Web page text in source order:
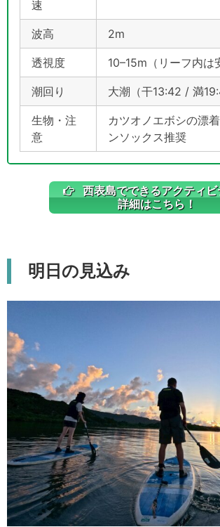
速
波高 2m
透視度 10–15m（リーフ内は
潮回り 大潮（干13:42 / 満
生物・注
意
カツオノエボシの漂
ンソックス推奨
西表島でできるアクティ
詳細はこちら！
明日の見込み